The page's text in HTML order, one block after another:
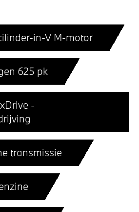
in-V M-motor
625 pk
-
transmissie